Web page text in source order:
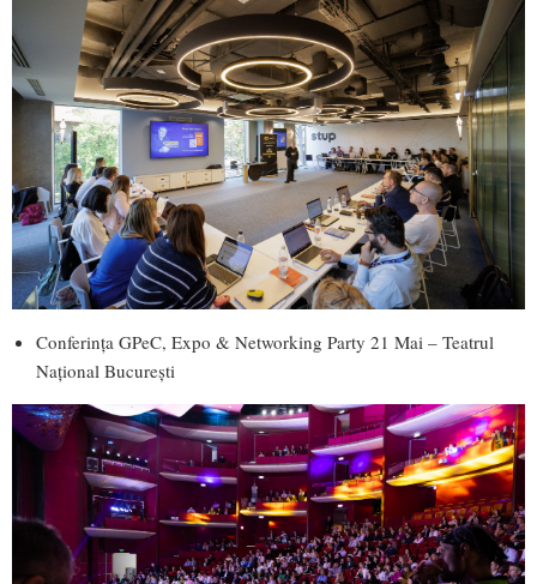
Conferința GPeC, Expo & Networking Party 21 Mai – Teatrul
Național București